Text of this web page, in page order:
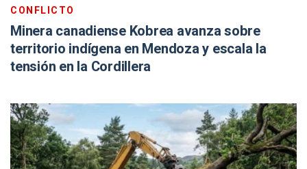
CONFLICTO
Minera canadiense Kobrea avanza sobre
territorio indígena en Mendoza y escala la
tensión en la Cordillera